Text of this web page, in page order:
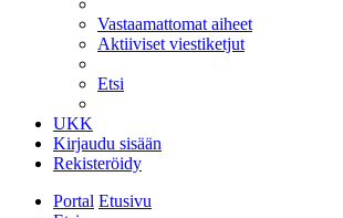
Vastaamattomat aiheet
Aktiiviset viestiketjut
Etsi
UKK
Kirjaudu sisään
Rekisteröidy
Portal Etusivu